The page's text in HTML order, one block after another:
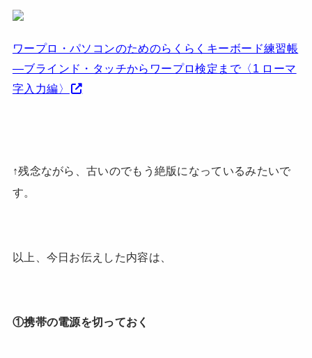
ワープロ・パソコンのためのらくらくキーボード練習帳
―ブラインド・タッチからワープロ検定まで〈1 ローマ
字入力編〉
↑残念ながら、古いのでもう絶版になっているみたいで
す。
以上、今日お伝えした内容は、
①携帯の電源を切っておく